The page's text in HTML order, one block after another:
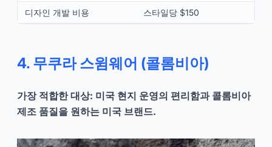
디자인 개발 비용 스타일당 $150
4. 무쿠라 스윔웨어 (콜롬비아)
가장 적합한 대상: 미국 현지 운영의 편리함과 콜롬비아
제조 품질을 원하는 미국 브랜드.